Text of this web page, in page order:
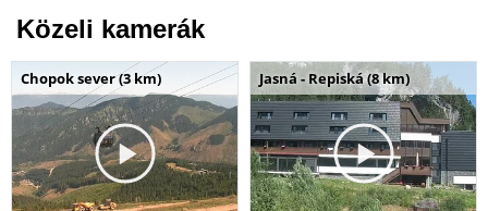
Közeli kamerák
Chopok sever (3 km) Jasná - Repiská (8 km)